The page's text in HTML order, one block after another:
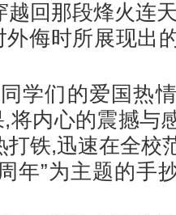
越回那段烽火连
侮时所展现出
们的爱国热情
将内心的震撼与
打铁,迅速在全校
年”为主题的手